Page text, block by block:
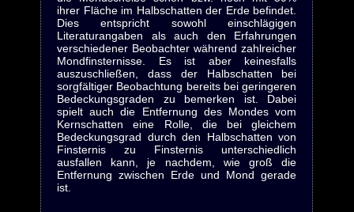
ihrer Fläche im Halbschatten der Erde befindet.
Dies entspricht sowohl einschlägigen
Literaturangaben als auch den Erfahrungen
verschiedener Beobachter während zahlreicher
Mondfinsternisse. Es ist aber keinesfalls
auszuschließen, dass der Halbschatten bei
sorgfältiger Beobachtung bereits bei geringeren
Bedeckungsgraden zu bemerken ist. Dabei
spielt auch die Entfernung des Mondes vom
Kernschatten eine Rolle, die bei gleichem
Bedeckungsgrad durch den Halbschatten von
Finsternis zu Finsternis unterschiedlich
ausfallen kann, je nachdem, wie groß die
Entfernung zwischen Erde und Mond gerade
ist.